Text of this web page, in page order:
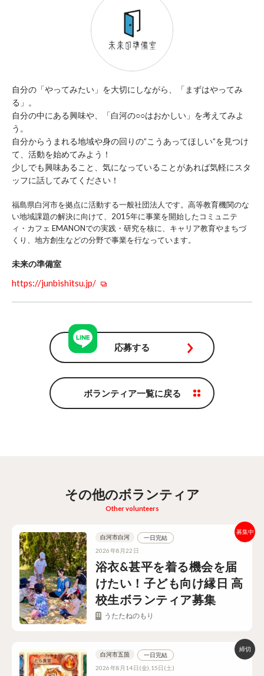
自分の「やってみたい」を大切にしながら、「まずはやってみ
る」。
自分の中にある興味や、「白河の○○はおかしい」を考えてみよ
う。
自分からうまれる地域や身の回りの”こうあってほしい”を見つけ
て、活動を始めてみよう！
少しでも興味あること、気になっていることがあれば気軽にスタ
ッフに話してみてください！
福島県白河市を拠点に活動する一般社団法人です。高等教育機関のな
い地域課題の解決に向けて、2015年に事業を開始したコミュニテ
ィ・カフェ EMANONでの実践・研究を核に、キャリア教育やまちづ
くり、地方創生などの分野で事業を行なっています。
未来の準備室
https://junbishitsu.jp/
応募する
ボランティア一覧に戻る
その他のボランティア
Other volunteers
浴衣&甚平を着る機会を届
けたい！子ども向け縁日 高
校生ボランティア募集
白河市白河
一日完結
2026年8月22日
うたたねのもり
白河市五箇
一日完結
2026年8月14日(金),15日(土)